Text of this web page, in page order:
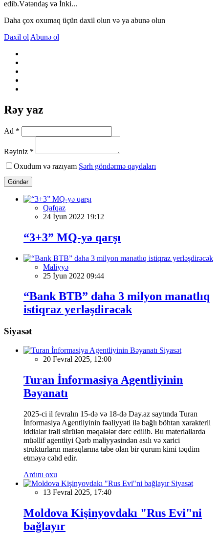
edib.Vətəndaş və İnki...
Daha çox oxumaq üçün daxil olun və ya abunə olun
Daxil ol Abunə ol
Rəy yaz
Ad *
Rəyiniz *
Oxudum və razıyam Şərh göndərmə qaydaları
Göndər
Qafqaz
24 İyun 2022 19:12
“3+3” MQ-yə qarşı
Maliyyə
25 İyun 2022 09:44
“Bank BTB” daha 3 milyon manatlıq
istiqraz yerləşdirəcək
Siyasət
Siyasət
20 Fevral 2025, 12:00
Turan İnformasiya Agentliyinin
Bəyanatı
2025-ci il fevralın 15-də və 18-də Day.az saytında Turan
İnformasiya Agentliyinin fəaliyyəti ilə bağlı böhtan xarakterli
iddialar irəli sürülən məqalələr dərc edilib. Bu materiallarda
müəllif agentliyi Qərb maliyyəsindən asılı və xarici
strukturların maraqlarına tabe olan bir qurum kimi təqdim
etməyə cəhd edir.
Ardını oxu
Siyasət
13 Fevral 2025, 17:40
Moldova Kişinyovdakı "Rus Evi"ni
bağlayır